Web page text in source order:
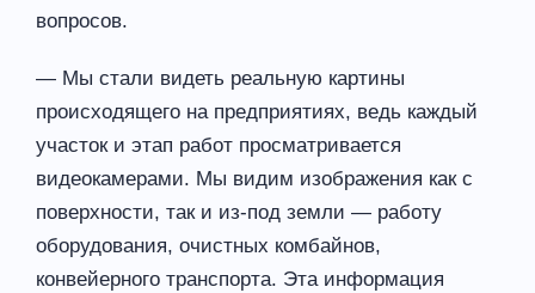
вопросов.
— Мы стали видеть реальную картины
происходящего на предприятиях, ведь каждый
участок и этап работ просматривается
видеокамерами. Мы видим изображения как с
поверхности, так и из-под земли — работу
оборудования, очистных комбайнов,
конвейерного транспорта. Эта информация